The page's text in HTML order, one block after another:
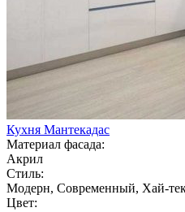
Кухня Мантекадас
Материал фасада:
Акрил
Стиль:
Модерн, Современный, Хай-
Цвет: